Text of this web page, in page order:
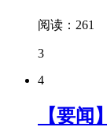
阅读：261
3
4
【要